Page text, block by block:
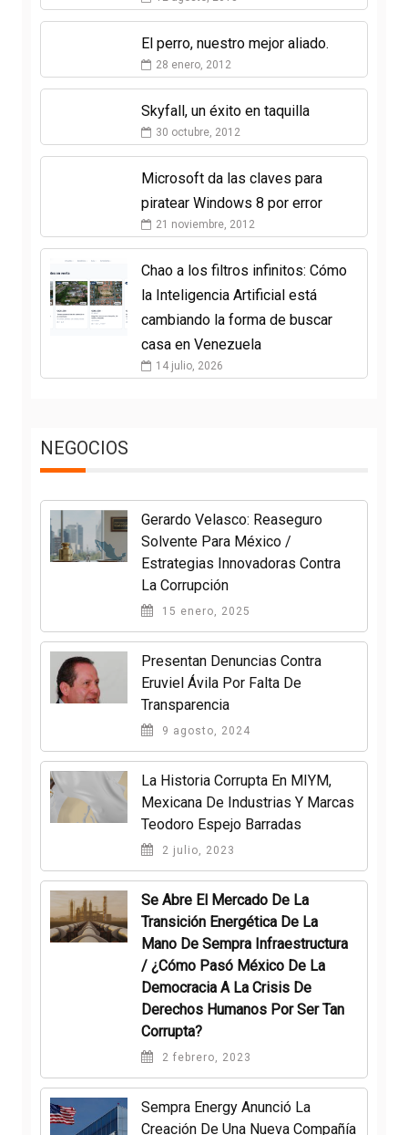
El perro, nuestro mejor aliado.
28 enero, 2012
Skyfall, un éxito en taquilla
30 octubre, 2012
Microsoft da las claves para
piratear Windows 8 por error
21 noviembre, 2012
Chao a los filtros infinitos: Cómo
la Inteligencia Artificial está
cambiando la forma de buscar
casa en Venezuela
14 julio, 2026
NEGOCIOS
Gerardo Velasco: Reaseguro
Solvente Para México /
Estrategias Innovadoras Contra
La Corrupción
15 enero, 2025
Presentan Denuncias Contra
Eruviel Ávila Por Falta De
Transparencia
9 agosto, 2024
La Historia Corrupta En MIYM,
Mexicana De Industrias Y Marcas
Teodoro Espejo Barradas
2 julio, 2023
Se Abre El Mercado De La
Transición Energética De La
Mano De Sempra Infraestructura
/ ¿Cómo Pasó México De La
Democracia A La Crisis De
Derechos Humanos Por Ser Tan
Corrupta?
2 febrero, 2023
Sempra Energy Anunció La
Creación De Una Nueva Compañía